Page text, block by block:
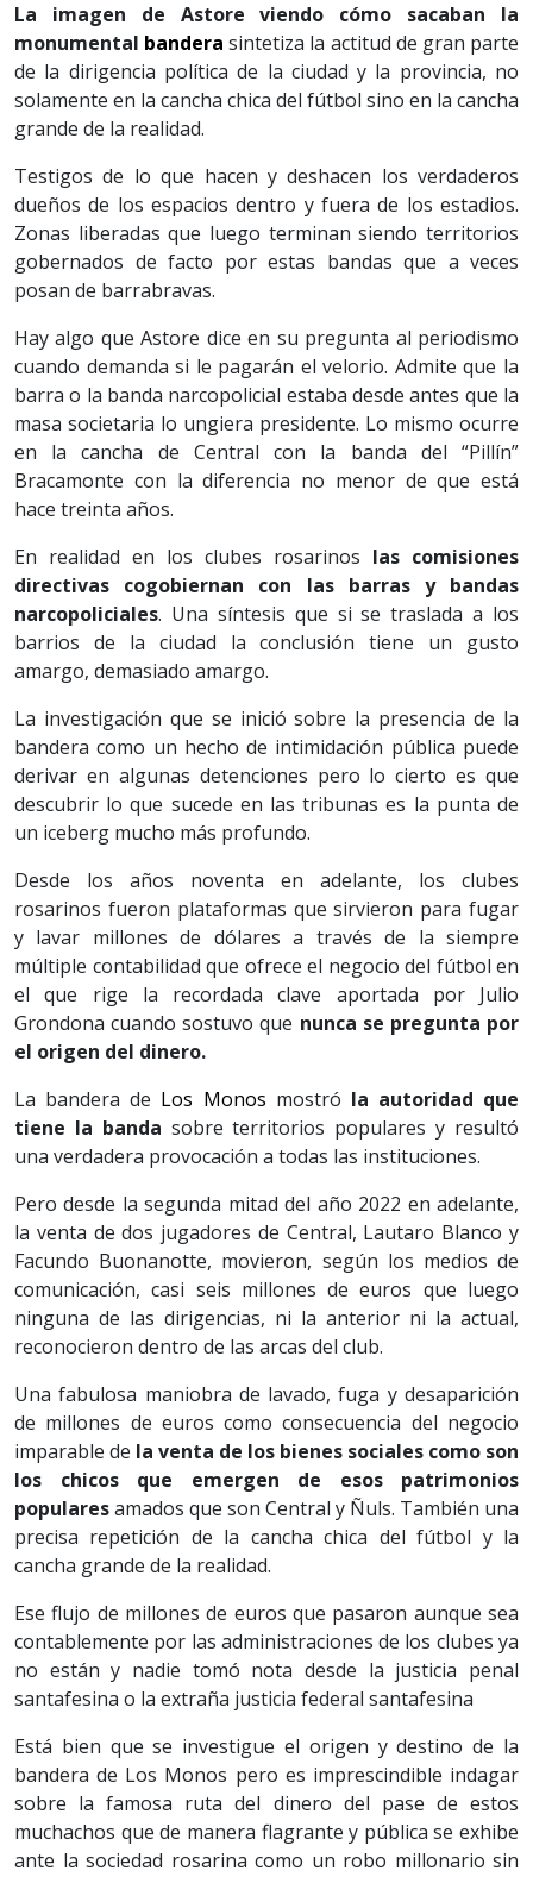
La imagen de Astore viendo cómo sacaban la
monumental bandera sintetiza la actitud de gran parte
de la dirigencia política de la ciudad y la provincia, no
solamente en la cancha chica del fútbol sino en la cancha
grande de la realidad.
Testigos de lo que hacen y deshacen los verdaderos
dueños de los espacios dentro y fuera de los estadios.
Zonas liberadas que luego terminan siendo territorios
gobernados de facto por estas bandas que a veces
posan de barrabravas.
Hay algo que Astore dice en su pregunta al periodismo
cuando demanda si le pagarán el velorio. Admite que la
barra o la banda narcopolicial estaba desde antes que la
masa societaria lo ungiera presidente. Lo mismo ocurre
en la cancha de Central con la banda del “Pillín”
Bracamonte con la diferencia no menor de que está
hace treinta años.
En realidad en los clubes rosarinos las comisiones
directivas cogobiernan con las barras y bandas
narcopoliciales. Una síntesis que si se traslada a los
barrios de la ciudad la conclusión tiene un gusto
amargo, demasiado amargo.
La investigación que se inició sobre la presencia de la
bandera como un hecho de intimidación pública puede
derivar en algunas detenciones pero lo cierto es que
descubrir lo que sucede en las tribunas es la punta de
un iceberg mucho más profundo.
Desde los años noventa en adelante, los clubes
rosarinos fueron plataformas que sirvieron para fugar
y lavar millones de dólares a través de la siempre
múltiple contabilidad que ofrece el negocio del fútbol en
el que rige la recordada clave aportada por Julio
Grondona cuando sostuvo que nunca se pregunta por
el origen del dinero.
La bandera de Los Monos mostró la autoridad que
tiene la banda sobre territorios populares y resultó
una verdadera provocación a todas las instituciones.
Pero desde la segunda mitad del año 2022 en adelante,
la venta de dos jugadores de Central, Lautaro Blanco y
Facundo Buonanotte, movieron, según los medios de
comunicación, casi seis millones de euros que luego
ninguna de las dirigencias, ni la anterior ni la actual,
reconocieron dentro de las arcas del club.
Una fabulosa maniobra de lavado, fuga y desaparición
de millones de euros como consecuencia del negocio
imparable de la venta de los bienes sociales como son
los chicos que emergen de esos patrimonios
popularesamados que son Central y Ñuls. También una
precisa repetición de la cancha chica del fútbol y la
cancha grande de la realidad.
Ese flujo de millones de euros que pasaron aunque sea
contablemente por las administraciones de los clubes ya
no están y nadie tomó nota desde la justicia penal
santafesina o la extraña justicia federal santafesina
Está bien que se investigue el origen y destino de la
bandera de Los Monos pero es imprescindible indagar
sobre la famosa ruta del dinero del pase de estos
muchachos que de manera flagrante y pública se exhibe
ante la sociedad rosarina como un robo millonario sin